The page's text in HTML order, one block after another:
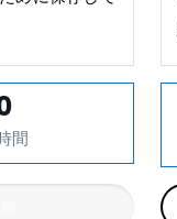
間